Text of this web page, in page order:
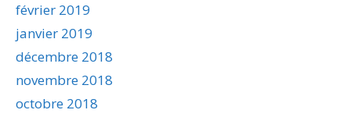
février 2019
janvier 2019
décembre 2018
novembre 2018
octobre 2018